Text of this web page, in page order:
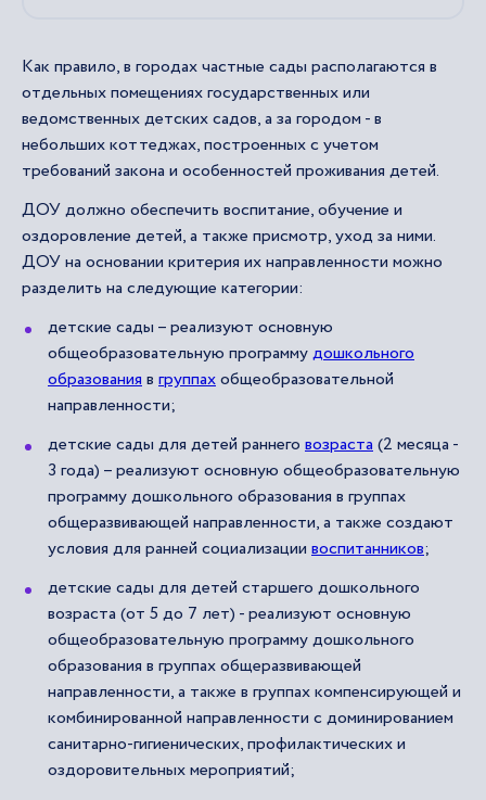
Как правило, в городах частные сады располагаются в
отдельных помещениях государственных или
ведомственных детских садов, а за городом - в
небольших коттеджах, построенных с учетом
требований закона и особенностей проживания детей.
ДОУ должно обеспечить воспитание, обучение и
оздоровление детей, а также присмотр, уход за ними.
ДОУ на основании критерия их направленности можно
разделить на следующие категории:
детские сады – реализуют основную
общеобразовательную программудошкольного
образованияв группахобщеобразовательной
направленности;
детские сады для детей раннего возраста(2 месяца -
3 года) – реализуют основную общеобразовательную
программу дошкольного образования в группах
общеразвивающей направленности, а также создают
условия для ранней социализации воспитанников;
детские сады для детей старшего дошкольного
возраста (от 5 до 7 лет) - реализуют основную
общеобразовательную программу дошкольного
образования в группах общеразвивающей
направленности, а также в группах компенсирующей и
комбинированной направленности с доминированием
санитарно-гигиенических, профилактических и
оздоровительных мероприятий;